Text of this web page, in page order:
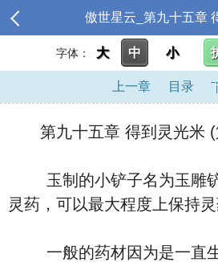
傲世星云_第九十五章
字体： 大 中 小
上一章 目录
第九十五章 得到灵光米 (
玉制的小铲子名为玉雕铲
灵药，可以最大程度上保持灵
一般的药材因为是一直生